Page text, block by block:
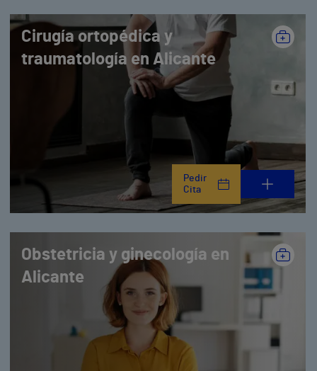
Cirugía ortopédica y
traumatología en Alicante
Pedir
Cita
Obstetricia y ginecología en
Alicante